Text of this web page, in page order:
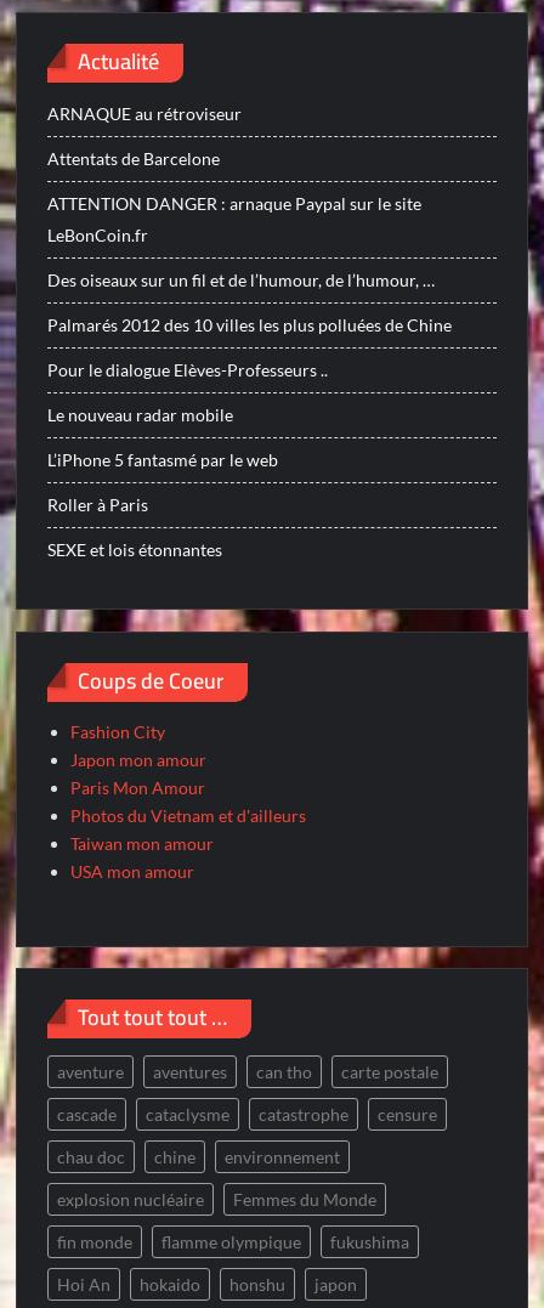
Actualité
ARNAQUE au rétroviseur
Attentats de Barcelone
ATTENTION DANGER : arnaque Paypal sur le site
LeBonCoin.fr
Des oiseaux sur un fil et de l’humour, de l’humour, …
Palmarés 2012 des 10 villes les plus polluées de Chine
Pour le dialogue Elèves-Professeurs ..
Le nouveau radar mobile
L’iPhone 5 fantasmé par le web
Roller à Paris
SEXE et lois étonnantes
Coups de Coeur
Fashion City
Japon mon amour
Paris Mon Amour
Photos du Vietnam et d'ailleurs
Taiwan mon amour
USA mon amour
Tout tout tout …
aventure aventures can tho carte postale
cascade cataclysme catastrophe censure
chau doc chine environnement
explosion nucléaire Femmes du Monde
fin monde flamme olympique fukushima
Hoi An hokaido honshu japon